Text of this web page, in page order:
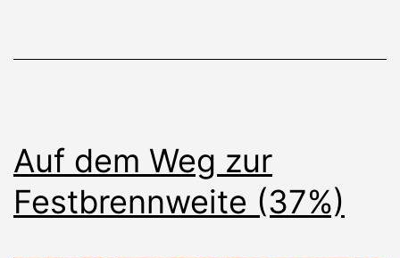
Auf dem Weg zur
Festbrennweite (37%)